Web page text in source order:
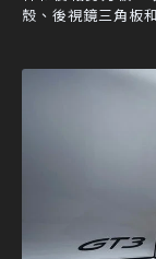
殼、後視鏡三角板